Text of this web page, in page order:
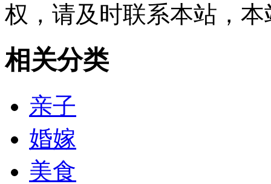
权，请及时联系本站，
相关分类
亲子
婚嫁
美食